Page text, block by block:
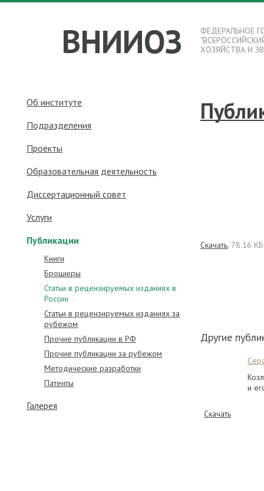
ВНИИОЗ
ФЕДЕРАЛЬНОЕ
ХОЗЯЙСТВА И
Скачать, 78.16 КБ
Другие
Скачать
и
Об институте
Подразделения
Проекты
Образовательная деятельность
Диссертационный совет
Услуги
Публикации
Книги
Брошюры
Статьи в рецензируемых изданиях в
России
Статьи в рецензируемых изданиях за
рубежом
Прочие публикации в РФ
Прочие публикации за рубежом
Методические разработки
Патенты
Галерея